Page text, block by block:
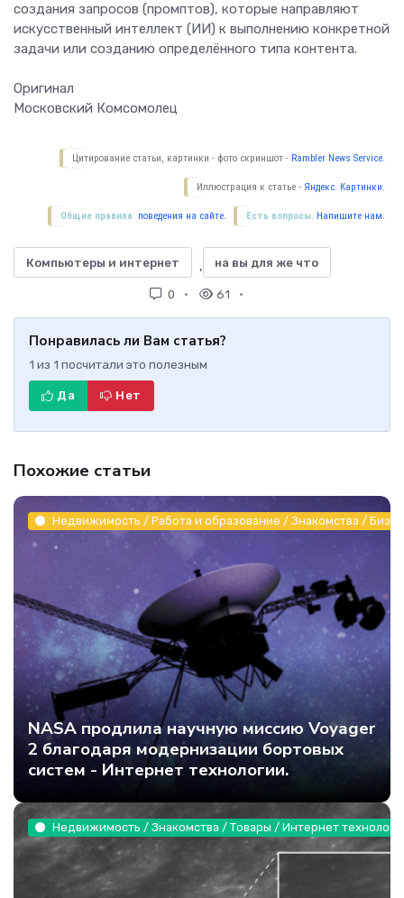
создания запросов (промптов), которые направляют
искусственный интеллект (ИИ) к выполнению конкретной
задачи или созданию определённого типа контента.
Оригинал
Московский Комсомолец
Цитирование статьи, картинки - фото скриншот - Rambler News Service.
Иллюстрация к статье - Яндекс. Картинки.
Есть вопросы. Напишите нам.
Общие правила поведения на сайте.
Компьютеры и интернет , на вы для же что
0 61
Понравилась ли Вам статья?
1 из 1 посчитали это полезным
Да Нет
Похожие статьи
Недвижимость / Работа и образование / Знакомства /
NASA продлила научную миссию Voyager
2 благодаря модернизации бортовых
систем - Интернет технологии.
Недвижимость / Знакомства / Товары / Интернет